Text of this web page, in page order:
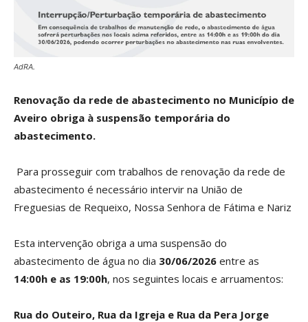
AdRA.
Renovação da rede de abastecimento no Município de
Aveiro obriga à suspensão temporária do
abastecimento.
Para prosseguir com trabalhos de renovação da rede de
abastecimento é necessário intervir na União de
Freguesias de Requeixo, Nossa Senhora de Fátima e Nariz
Esta intervenção obriga a uma suspensão do
abastecimento de água no dia 30/06/2026 entre as
14:00h e as 19:00h, nos seguintes locais e arruamentos:
Rua do Outeiro, Rua da Igreja e Rua da Pera Jorge